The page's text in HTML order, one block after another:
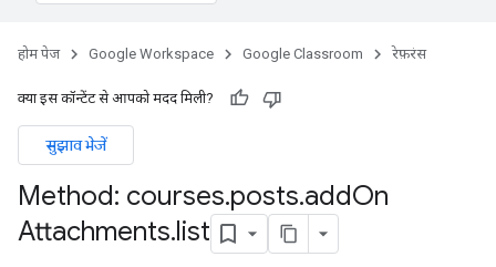
होम पेज Google Workspace Google Classroom रेफ़रंस
क्या इस कॉन्टेंट से आपको मदद मिली?
सुझाव भेजें
Method: courses.posts.addOn
Attachments.list